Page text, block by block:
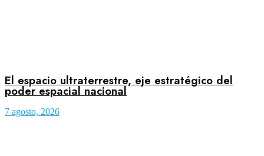
El espacio ultraterrestre, eje estratégico del
poder espacial nacional
7 agosto, 2026